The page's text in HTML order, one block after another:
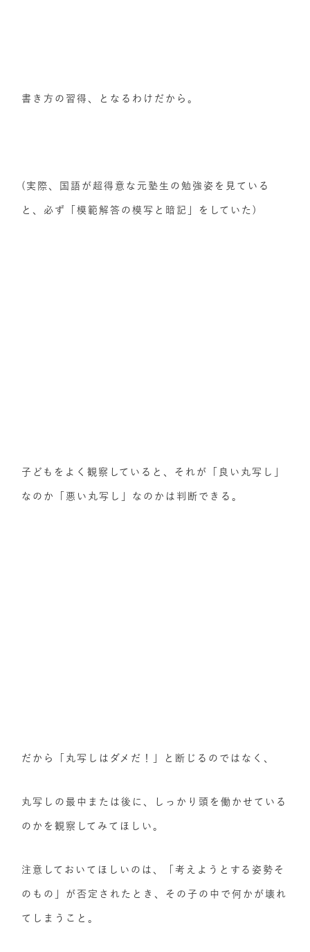
書き方の習得、となるわけだから。
(実際、国語が超得意な元塾生の勉強姿を見ている
と、必ず「模範解答の模写と暗記」をしていた)
子どもをよく観察していると、それが「良い丸写し」
なのか「悪い丸写し」なのかは判断できる。
だから「丸写しはダメだ！」と断じるのではなく、
丸写しの最中または後に、しっかり頭を働かせている
のかを観察してみてほしい。
注意しておいてほしいのは、「考えようとする姿勢そ
のもの」が否定されたとき、その子の中で何かが壊れ
てしまうこと。​